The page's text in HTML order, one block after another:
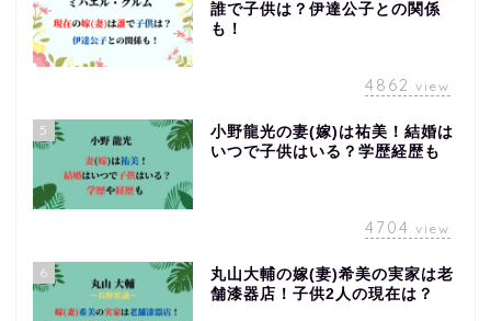
誰で子供は？伊達公子との関係
も！
4862 view
5
小野龍光の妻(嫁)は祐美！結婚は
いつで子供はいる？学歴経歴も
4704 view
6
丸山大輔の嫁(妻)希美の実家は老
舗漆器店！子供2人の現在は？